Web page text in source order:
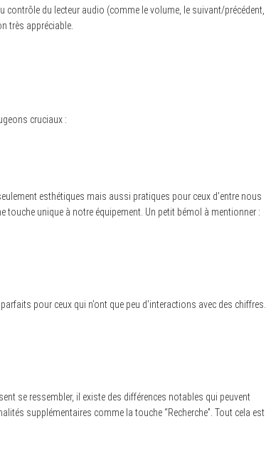
contrôle du lecteur audio (comme le volume, le suivant/précédent,
très appréciable.
cruciaux :
esthétiques mais aussi pratiques pour ceux d’entre nous
unique à notre équipement. Un petit bémol à mentionner :
pour ceux qui n’ont que peu d’interactions avec des chiffres.
se ressembler, il existe des différences notables qui peuvent
supplémentaires comme la touche “Recherche”. Tout cela est